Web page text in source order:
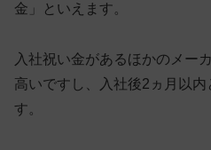
金」といえます。
入社祝い金があるほかのメー
高いですし、入社後2ヵ月以
す。